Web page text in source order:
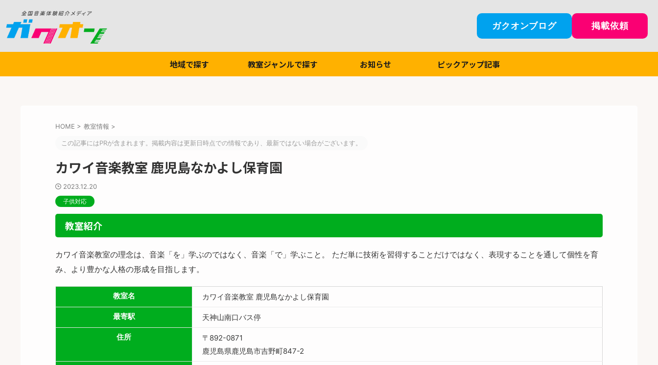
ガクオンブログ 掲載依頼
地域で探す 教室ジャンルで探す お知らせ ピックアップ記事
HOME > 教室情報 >
この記事にはPRが含まれます。掲載内容は更新日時点での情報であり、最新ではない場合がございます。
カワイ音楽教室 鹿児島なかよし保育園
2023.12.20
子供対応
教室紹介
カワイ音楽教室の理念は、音楽「を」学ぶのではなく、音楽「で」学ぶこと。 ただ単に技術を習得することだけではなく、表現することを通して個性を育
み、より豊かな人格の形成を目指します。
教室名 カワイ音楽教室 鹿児島なかよし保育園
最寄駅 天神山南口バス停
住所
〒892-0871
鹿児島県鹿児島市吉野町847-2